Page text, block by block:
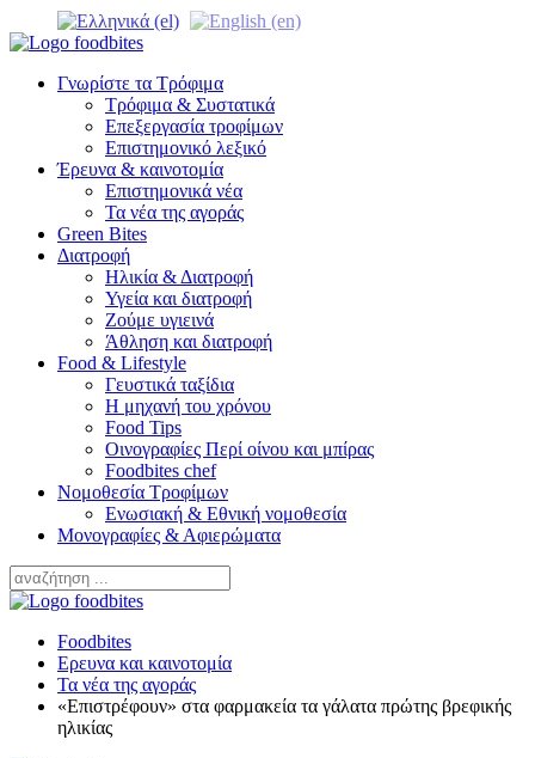
Γνωρίστε τα Τρόφιμα
Τρόφιμα & Συστατικά
Επεξεργασία τροφίμων
Επιστημονικό λεξικό
Έρευνα & καινοτομία
Επιστημονικά νέα
Τα νέα της αγοράς
Green Bites
Διατροφή
Ηλικία & Διατροφή
Υγεία και διατροφή
Ζούμε υγιεινά
Άθληση και διατροφή
Food & Lifestyle
Γευστικά ταξίδια
Η μηχανή του χρόνου
Food Tips
Οινογραφίες Περί οίνου και μπίρας
Foodbites chef
Νομοθεσία Τροφίμων
Ενωσιακή & Εθνική νομοθεσία
Μονογραφίες & Αφιερώματα
Foodbites
Ερευνα και καινοτομία
Τα νέα της αγοράς
«Επιστρέφουν» στα φαρμακεία τα γάλατα πρώτης βρεφικής
ηλικίας